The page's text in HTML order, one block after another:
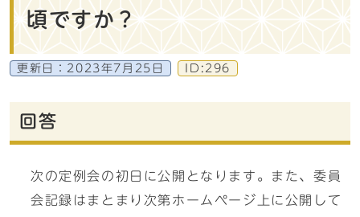
頃ですか？
更新日： 2023年7月25日 ID:296
回答
次の定例会の初日に公開となります。また、委員
会記録はまとまり次第ホームページ上に公開して